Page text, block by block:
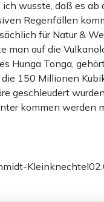
ich wusste, daß es ab
Regenfällen
für Natur &
man auf die
Hunga Tonga,
150 Millionen
geschleudert
kommen werden
Kleinknechtel